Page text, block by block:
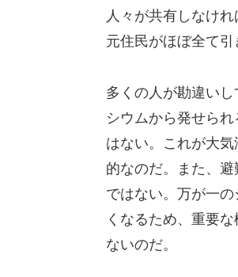
人々が共有しなけ
元住民がほぼ全て引
多くの人が勘違い
シウムから発せら
はない。これが大
的なのだ。また、
ではない。万が一
くなるため、重要
ないのだ。